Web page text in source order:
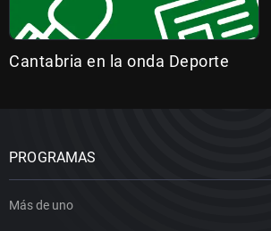
Cantabria en la onda Deporte
PROGRAMAS
Más de uno